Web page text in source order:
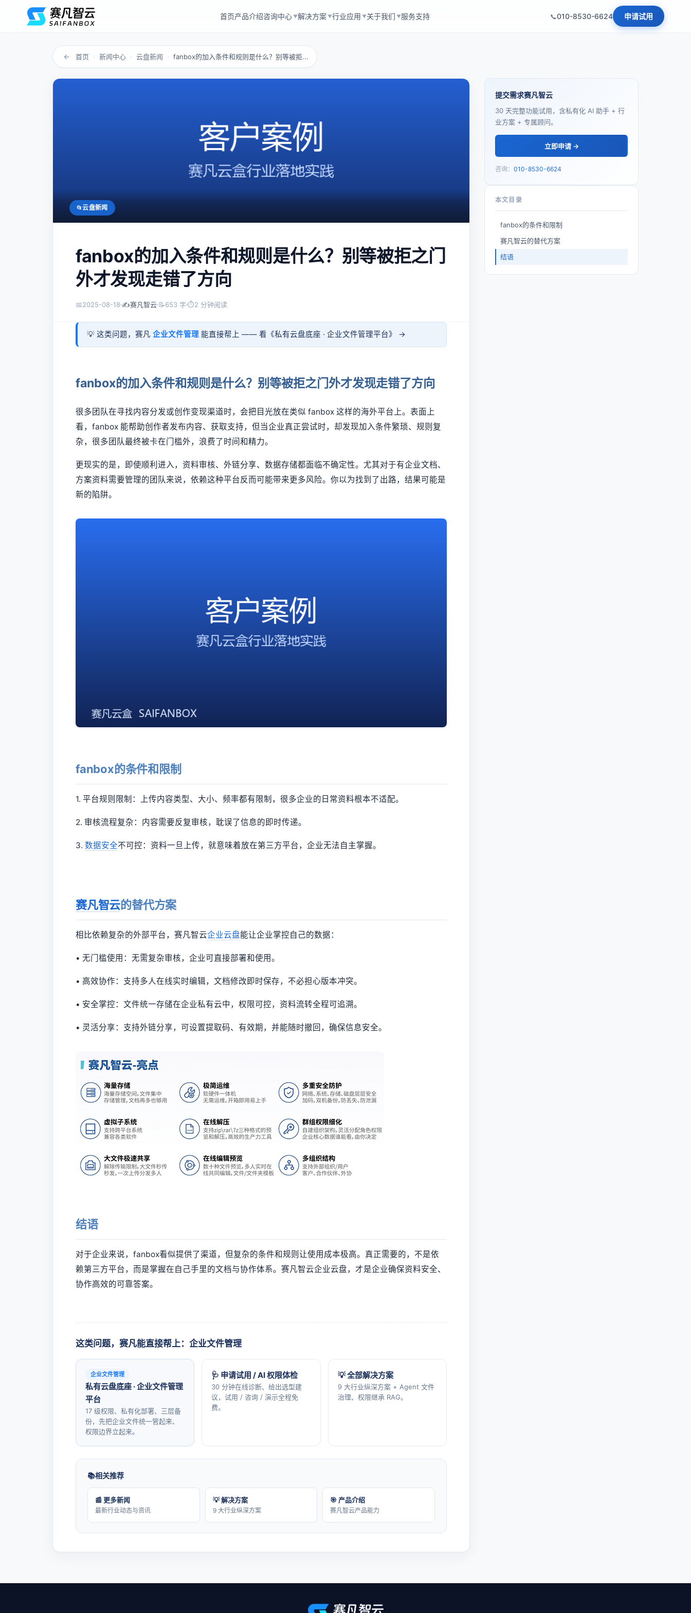
首页产品介绍咨询中心 ▼解决方案 ▼行业应用 ▼关于我们 ▼服务支持 010-8530-6624 申请试用
← 首页 › 新闻中心 › 云盘新闻 › fanbox的加入条件和规则是什么？别等被拒...
云盘新闻
fanbox的加入条件和规则是什么？别等被拒之门
外才发现走错了方向
📅2025-08-18 ✍️赛凡智云 📝653 字 ⏱2 分钟阅读
💡 这类问题，赛凡 企业文件管理 能直接帮上 —— 看《私有云盘底座 · 企业文件管理平台》 →
fanbox的加入条件和规则是什么？别等被拒之门外才发现走错了方向
很多团队在寻找内容分发或创作变现渠道时，会把目光放在类似 fanbox 这样的海外平台上。表面上
看，fanbox 能帮助创作者发布内容、获取支持，但当企业真正尝试时，却发现加入条件繁琐、规则复
杂，很多团队最终被卡在门槛外，浪费了时间和精力。
更现实的是，即使顺利进入，资料审核、外链分享、数据存储都面临不确定性。尤其对于有企业文档、
方案资料需要管理的团队来说，依赖这种平台反而可能带来更多风险。你以为找到了出路，结果可能是
新的陷阱。
fanbox的条件和限制
1. 平台规则限制：上传内容类型、大小、频率都有限制，很多企业的日常资料根本不适配。
2. 审核流程复杂：内容需要反复审核，耽误了信息的即时传递。
3. 数据安全不可控：资料一旦上传，就意味着放在第三方平台，企业无法自主掌握。
赛凡智云的替代方案
相比依赖复杂的外部平台，赛凡智云企业云盘能让企业掌控自己的数据：
• 无门槛使用：无需复杂审核，企业可直接部署和使用。
• 高效协作：支持多人在线实时编辑，文档修改即时保存，不必担心版本冲突。
• 安全掌控：文件统一存储在企业私有云中，权限可控，资料流转全程可追溯。
• 灵活分享：支持外链分享，可设置提取码、有效期，并能随时撤回，确保信息安全。
结语
对于企业来说，fanbox看似提供了渠道，但复杂的条件和规则让使用成本极高。真正需要的，不是依
赖第三方平台，而是掌握在自己手里的文档与协作体系。赛凡智云企业云盘，才是企业确保资料安全、
协作高效的可靠答案。
这类问题，赛凡能直接帮上：企业文件管理
企业文件管理
私有云盘底座 · 企业文件管理
平台
17 级权限、私有化部署、三层备
份，先把企业文件统一管起来、
权限边界立起来。
🩺 申请试用 / AI 权限体检
30 分钟在线诊断、给出选型建
议，试用 / 咨询 / 演示全程免
费。
💡 全部解决方案
9 大行业纵深方案 + Agent 文件
治理、权限继承 RAG。
相关推荐
📰 更多新闻
最新行业动态与资讯
💡 解决方案
9 大行业纵深方案
🎯 产品介绍
赛凡智云产品能力
提交需求赛凡智云
30 天完整功能试用，含私有化 AI 助手 + 行
业方案 + 专属顾问。
立即申请 →
咨询： 010-8530-6624
本文目录
fanbox的条件和限制
赛凡智云的替代方案
结语